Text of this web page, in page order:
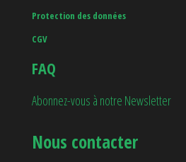
Protection des données
CGV
FAQ
Abonnez-vous à notre Newsletter
Nous contacter